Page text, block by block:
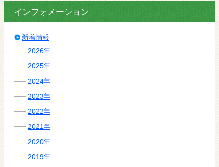
インフォメーション
新着情報
2026年
2025年
2024年
2023年
2022年
2021年
2020年
2019年